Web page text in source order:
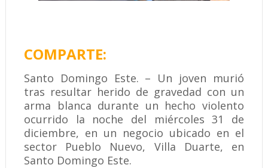
COMPARTE:
Santo Domingo Este. – Un joven murió
tras resultar herido de gravedad con un
arma blanca durante un hecho violento
ocurrido la noche del miércoles 31 de
diciembre, en un negocio ubicado en el
sector Pueblo Nuevo, Villa Duarte, en
Santo Domingo Este.